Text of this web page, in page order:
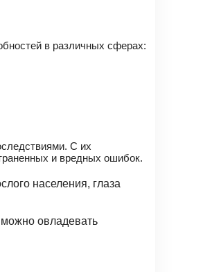
в различных сферах:
С их
и вредных ошибок.
населения, глаза
овладевать